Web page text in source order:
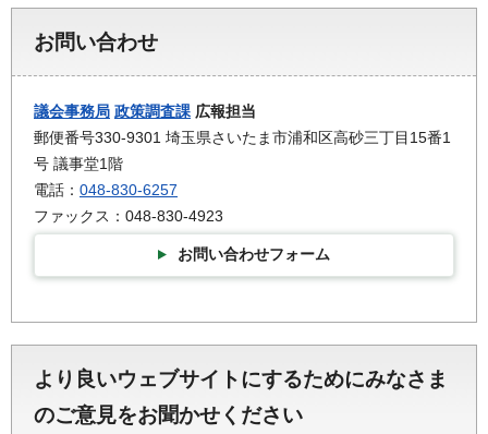
お問い合わせ
議会事務局 政策調査課 広報担当
郵便番号330-9301 埼玉県さいたま市浦和区高砂三丁目15番1
号 議事堂1階
電話： 048-830-6257
ファックス：048-830-4923
お問い合わせフォーム
より良いウェブサイトにするためにみなさま
のご意見をお聞かせください